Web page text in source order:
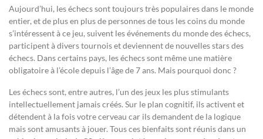
Aujourd’hui, les échecs sont toujours très populaires dans le monde
entier, et de plus en plus de personnes de tous les coins du monde
s’intéressent à ce jeu, suivent les événements du monde des échecs,
participent à divers tournois et deviennent de nouvelles stars des
échecs. Dans certains pays, les échecs sont même une matière
obligatoire à l’école depuis l’âge de 7 ans. Mais pourquoi donc ?
Les échecs sont, entre autres, l’un des jeux les plus stimulants
intellectuellement jamais créés. Sur le plan cognitif, ils activent et
détendent à la fois votre cerveau car ils demandent de la logique
mais sont amusants à jouer. Tous ces bienfaits sont réunis dans un